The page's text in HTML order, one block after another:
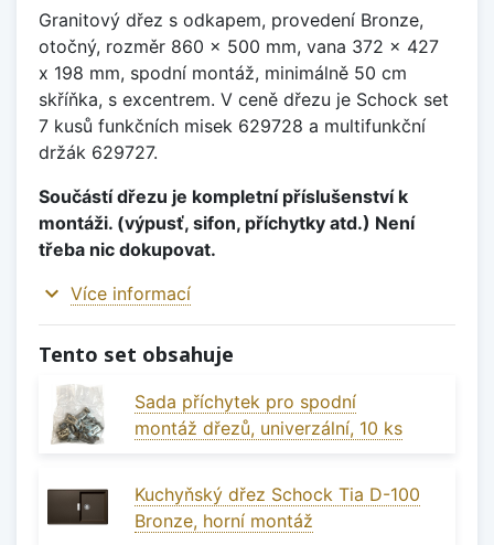
Granitový dřez s odkapem, provedení Bronze,
otočný, rozměr 860 x 500 mm, vana 372 x 427
x 198 mm, spodní montáž, minimálně 50 cm
skříňka, s excentrem. V ceně dřezu je Schock set
7 kusů funkčních misek 629728 a multifunkční
držák 629727.
Součástí dřezu je kompletní příslušenství k
montáži. (výpusť, sifon, příchytky atd.) Není
třeba nic dokupovat.
expand_more Více informací
Tento set obsahuje
Sada příchytek pro spodní
montáž dřezů, univerzální, 10 ks
Kuchyňský dřez Schock Tia D-100
Bronze, horní montáž